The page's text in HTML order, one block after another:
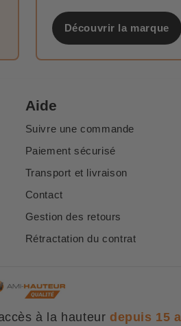
Découvrir la marque
Aide
Suivre une commande
Paiement sécurisé
Transport et livraison
Contact
Gestion des retours
Rétractation du contrat
à la hauteur depuis 15